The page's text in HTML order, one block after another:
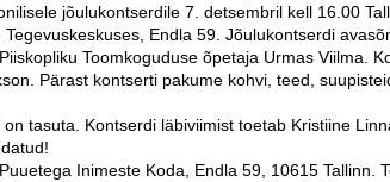
jõulukontserdile 7. detsembril kell 16.00
Tegevuskeskuses, Endla 59. Jõulukontserdi
Toomkoguduse õpetaja Urmas Viilma.
Pärast kontserti pakume kohvi, teed,
on tasuta. Kontserdi läbiviimist toetab Kristiine
Inimeste Koda, Endla 59, 10615 Tallinn.